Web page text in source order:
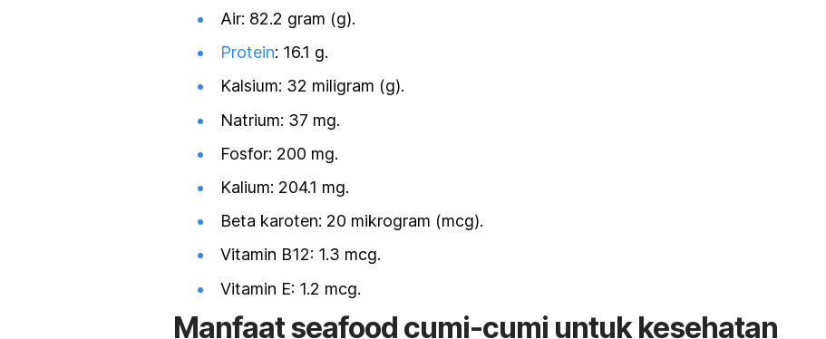
Air: 82.2 gram (g).
Protein: 16.1 g.
Kalsium: 32 miligram (g).
Natrium: 37 mg.
Fosfor: 200 mg.
Kalium: 204.1 mg.
Beta karoten: 20 mikrogram (mcg).
Vitamin B12: 1.3 mcg.
Vitamin E: 1.2 mcg.
Manfaatseafood cumi-cumi untuk kesehatan